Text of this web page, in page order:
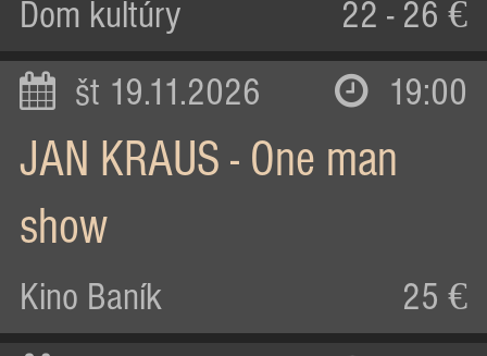
Dom kultúry 22 - 26 €
št 19.11.2026 19:00
JAN KRAUS - One man
show
Kino Baník 25 €